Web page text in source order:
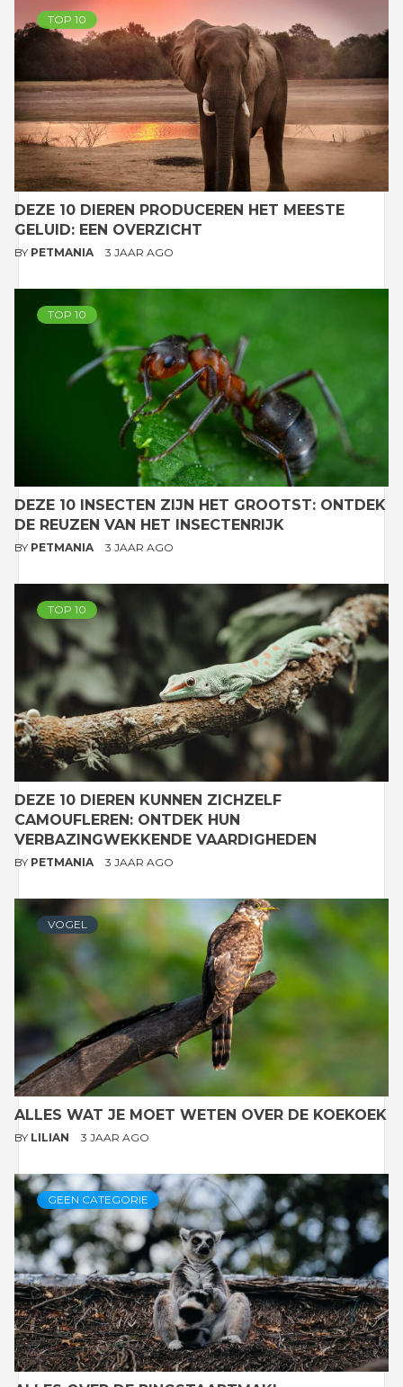
TOP 10
DEZE 10 DIEREN PRODUCEREN HET MEESTE
GELUID: EEN OVERZICHT
BY PETMANIA 3 JAAR AGO
TOP 10
DEZE 10 INSECTEN ZIJN HET GROOTST: ONTDEK
DE REUZEN VAN HET INSECTENRIJK
BY PETMANIA 3 JAAR AGO
TOP 10
DEZE 10 DIEREN KUNNEN ZICHZELF
CAMOUFLEREN: ONTDEK HUN
VERBAZINGWEKKENDE VAARDIGHEDEN
BY PETMANIA 3 JAAR AGO
VOGEL
ALLES WAT JE MOET WETEN OVER DE KOEKOEK
BY LILIAN 3 JAAR AGO
GEEN CATEGORIE